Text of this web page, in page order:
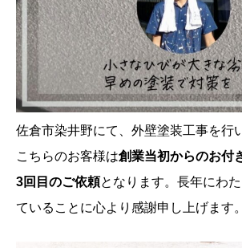
佐倉市染井野にて、外壁塗装工事を行
こちらのお客様は創業当初からのお付
3回目のご依頼となります。長年にわ
ていることに心より感謝申し上げます。